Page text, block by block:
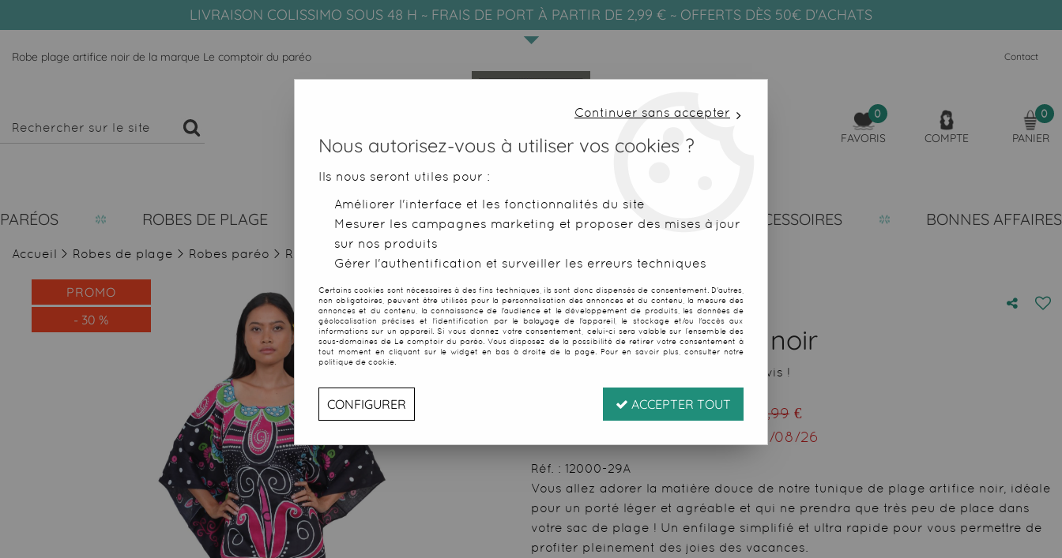
LIVRAISON COLISSIMO SOUS 48 H ~ FRAIS DE PORT À PARTIR DE 2,99 € ~ OFFERTS DÈS 50€ D'ACHATS
Robe plage artifice noir de la marque Le comptoir du paréo Contact
0
FAVORIS COMPTE
0
PANIER
PARÉOS ROBES DE PLAGE SERVIETTES DE PLAGE FOUTAS ACCESSOIRES BONNES AFFAIRES
Accueil > Robes de plage > Robes paréo > Robe plage artifice noir
PROMO
- 30 %
Robe plage artifice noir
Soyez le premier à donner votre avis !
€TTC au lieu de 28,99 €
12/08/26
Réf. : 12000-29A
Vous allez adorer la matière douce de notre tunique de plage artifice noir, idéale
pour un porté léger et agréable et qui ne prendra que très peu de place dans
votre sac de plage ! Un enfilage simplifié et ultra rapide pour vous permettre de
profiter pleinement des joies des vacances.
Continuer sans accepter
Nous autorisez-vous à utiliser vos cookies ?
Ils nous seront utiles pour :
Améliorer l'interface et les fonctionnalités du site
Mesurer les campagnes marketing et proposer des mises à jour
sur nos produits
Gérer l'authentification et surveiller les erreurs techniques
Certains cookies sont nécessaires à des fins techniques, ils sont donc dispensés de consentement. D'autres,
non obligatoires, peuvent être utilisés pour la personnalisation des annonces et du contenu, la mesure des
annonces et du contenu, la connaissance de l'audience et le développement de produits, les données de
géolocalisation précises et l'identification par le balayage de l'appareil, le stockage et/ou l'accès aux
informations sur un appareil. Si vous donnez votre consentement, celui-ci sera valable sur l’ensemble des
sous-domaines de Le comptoir du paréo. Vous disposez de la possibilité de retirer votre consentement à
tout moment en cliquant sur le widget en bas à droite de la page. Pour en savoir plus, consulter notre
politique de cookie.
CONFIGURER ACCEPTER TOUT